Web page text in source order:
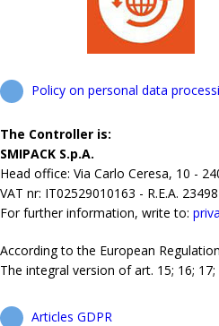
Policy on personal data
The Controller is:
SMIPACK S.p.A.
Head office: Via Carlo Ceresa, 10 -
VAT nr: IT02529010163 - R.E.A.
For further information, write to:
According to the European
The integral version of art. 15; 16;
Articles GDPR